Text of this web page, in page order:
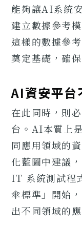
能夠讓AI系統
建立數據參考
這樣的數據參
奠定基礎，確
AI資安平台
在此同時，則
台。AI本質上
同應用領域的
化藍圖中建議
IT 系統測試程
傘標準」開始
出不同領域的應